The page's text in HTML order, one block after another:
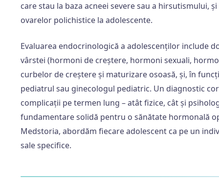
care stau la baza acneei severe sau a hirsutismului,
ovarelor polichistice la adolescente.
Evaluarea endocrinologică a adolescenților include
vârstei (hormoni de creștere, hormoni sexuali,
curbelor de creștere și maturizare osoasă, și, în
pediatrul sau ginecologul pediatric. Un diagnostic
complicații pe termen lung – atât fizice, cât și
fundamentare solidă pentru o sănătate hormonală
Medstoria, abordăm fiecare adolescent ca pe un
sale specifice.